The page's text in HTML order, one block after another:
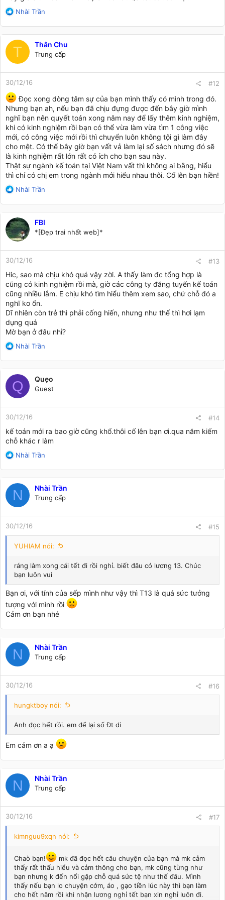
R
a
c
t
o
n
s
:
Nhài Trần
T Thân Chu
Trung cấp
30/12/16 #12
Đọc xong dòng tâm sự của bạn mình thấy có mình trong đó.
Nhưng bạn ah, nếu bạn đã chịu đựng được đến bây giờ mình
nghĩ bạn nên quyết toán xong năm nay để lấy thêm kinh nghiệm,
khi có kinh nghiệm rồi bạn có thể vừa làm vừa tìm 1 công việc
mới, có công việc mới rồi thì chuyển luôn không tội gì làm đây
cho mệt. Có thể bây giờ bạn vất vả làm lại số sách nhưng đó sẽ
là kinh nghiệm rất lớn rất có ích cho bạn sau này.
Thật sự ngành kế toán tại Việt Nam vất thì không ai bằng, hiểu
thì chỉ có chị em trong ngành mới hiểu nhau thôi. Cố lên bạn hiền!
R
a
c
t
i
o
n
s
Nhài Trần
FBI
*[Đẹp trai nhất web]*
30/12/16 #13
Hic, sao mà chịu khó quá vậy zời. A thấy làm đc tổng hợp là
cũng có kinh nghiệm rồi mà, giờ các công ty đăng tuyển kế toán
cũng nhiều lắm. E chịu khó tìm hiểu thêm xem sao, chứ chỗ đó a
nghĩ ko ổn.
Dĩ nhiên còn trẻ thì phải cống hiến, nhưng như thế thì hơi lạm
dụng quá
Mờ bạn ở đâu nhỉ?
R
a
c
t
i
o
n
s
Nhài Trần
Q Quẹo
Guest
30/12/16 #14
kế toán mới ra bao giờ cũng khổ.thôi cố lên bạn ơi.qua năm kiếm
chỗ khác r làm
R
a
c
t
o
n
s
:
Nhài Trần
N Nhài Trần
Trung cấp
30/12/16 #15
YUHIAM nói:
ráng làm xong cái tết đi rồi nghỉ. biết đâu có lương 13. Chúc
bạn luôn vui
Bạn ơi, với tính của sếp mình như vậy thì T13 là quá sức tưởng
tượng với mình rồi
Cảm ơn bạn nhé
N Nhài Trần
Trung cấp
30/12/16 #16
hungktboy nói:
Anh đọc hết rồi. em để lại số Đt di
Em cảm ơn a ạ
N Nhài Trần
Trung cấp
30/12/16 #17
kimnguu9xqn nói:
Chaò bạn!
mk đã đọc hết câu chuyện của bạn mà mk cảm
thấy rất thấu hiểu và cảm thông cho bạn, mk cũng từng như
bạn nhưng k đến nổi gặp chỗ quá sức tệ như thế đâu. Mình
thấy nếu bạn lo chuyện cớm, áo , gạo tiền lúc này thì bạn làm
cho hết năm rồi khi nhận lương nghỉ tết bạn xin nghỉ luôn đi.